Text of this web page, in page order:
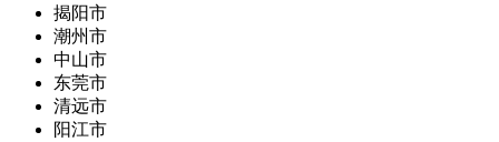
揭阳市
潮州市
中山市
东莞市
清远市
阳江市